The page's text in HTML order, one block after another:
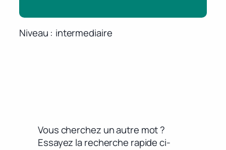
Niveau intermediaire
Vous cherchez un autre mot ?
Essayez la recherche rapide ci-